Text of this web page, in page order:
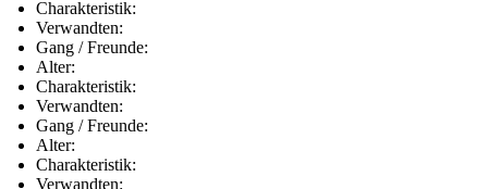
Charakteristik:
Verwandten:
Gang / Freunde:
Alter:
Charakteristik:
Verwandten:
Gang / Freunde:
Alter:
Charakteristik:
Verwandten: